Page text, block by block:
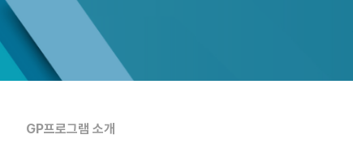
GP프로그램 소개